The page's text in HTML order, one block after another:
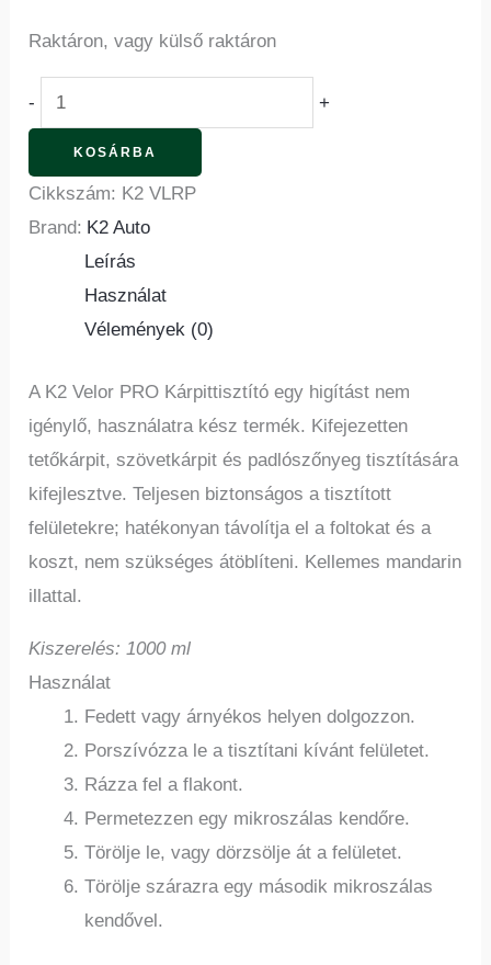
Raktáron, vagy külső raktáron
- +
KOSÁRBA
Cikkszám: K2 VLRP
Brand: K2 Auto
Leírás
Használat
Vélemények (0)
A K2 Velor PRO Kárpittisztító egy higítást nem
igénylő, használatra kész termék. Kifejezetten
tetőkárpit, szövetkárpit és padlószőnyeg tisztítására
kifejlesztve. Teljesen biztonságos a tisztított
felületekre; hatékonyan távolítja el a foltokat és a
koszt, nem szükséges átöblíteni. Kellemes mandarin
illattal.
Kiszerelés: 1000 ml
Használat
Fedett vagy árnyékos helyen dolgozzon.
Porszívózza le a tisztítani kívánt felületet.
Rázza fel a flakont.
Permetezzen egy mikroszálas kendőre.
Törölje le, vagy dörzsölje át a felületet.
Törölje szárazra egy második mikroszálas
kendővel.